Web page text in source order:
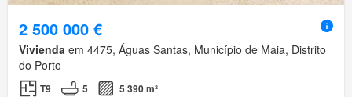
2 500 000 €
Vivienda em 4475, Águas Santas, Município de Maia, Distrito
do Porto
T9 5 5 390 m²